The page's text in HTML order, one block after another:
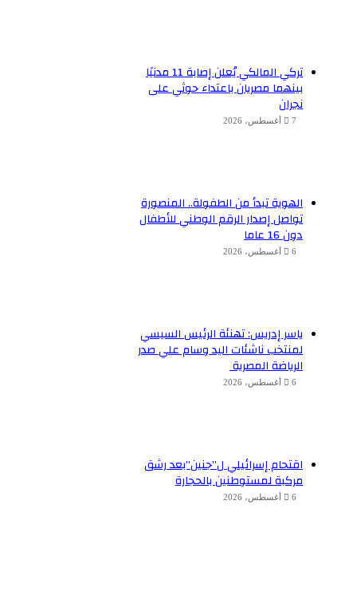
تركي المالكي يُعلن إصابة 11 مدنيًا
بينهما مصريان باعتداء حوثي على
نجران
7 أغسطس، 2026
الهوية تبدأ من الطفولة.. المنصورة
تواصل إصدار الرقم الوطني للأطفال
دون 16 عاما
6 أغسطس، 2026
ياسر إدريس: تهنئة الرئيس السيسي
لمنتخب ناشئات اليد وسام علي صدر
الرياضة المصرية
6 أغسطس، 2026
اقتحام إسرائيلي ل”جنين”بعد رشق
مركبة لمستوطنين بالحجارة
6 أغسطس، 2026